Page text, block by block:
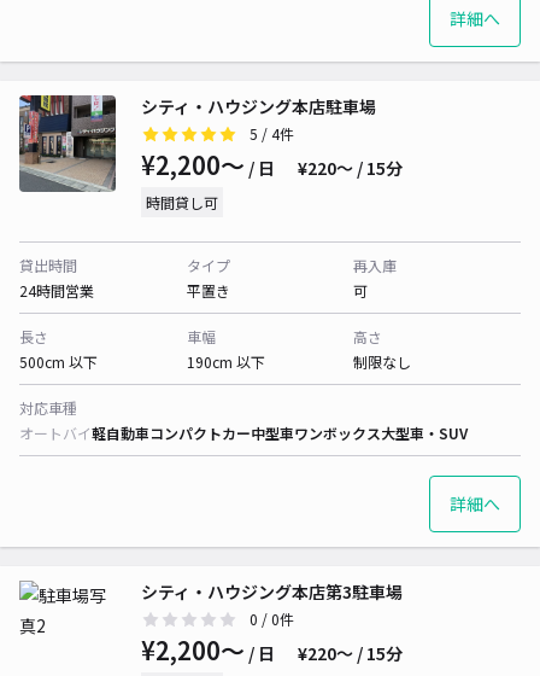
詳細へ
シティ・ハウジング本店駐車場
5 / 4件
¥2,200〜 / 日 ¥220〜 / 15分
時間貸し可
貸出時間
24時間営業
タイプ
平置き
再入庫
可
長さ
500cm 以下
車幅
190cm 以下
高さ
制限なし
対応車種
オートバイ軽自動車コンパクトカー中型車ワンボックス大型車・SUV
詳細へ
シティ・ハウジング本店第3駐車場
0 / 0件
¥2,200〜 / 日 ¥220〜 / 15分